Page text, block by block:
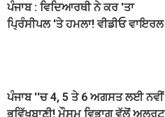
ਪੰਜਾਬ : ਵਿਦਿਆਰਥੀ ਨੇ ਕਰ 'ਤਾ
ਪ੍ਰਿੰਸੀਪਲ 'ਤੇ ਹਮਲਾ! ਵੀਡੀਓ ਵਾਇਰਲ
ਪੰਜਾਬ ''ਚ 4, 5 ਤੇ 6 ਅਗਸਤ ਲਈ ਨਵੀਂ
ਭਵਿੱਖਬਾਣੀ! ਮੌਸਮ ਵਿਭਾਗ ਵੱਲੋਂ ਅਲਰਟ